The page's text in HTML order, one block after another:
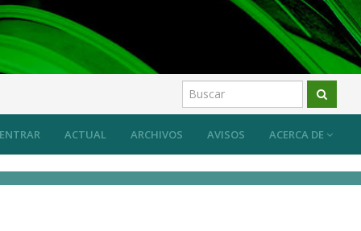
ACTUAL ARCHIVOS AVISOS ACERCA DE
ENTRAR